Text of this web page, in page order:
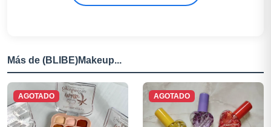
Más de (BLIBE)Makeup...
AGOTADO AGOTADO